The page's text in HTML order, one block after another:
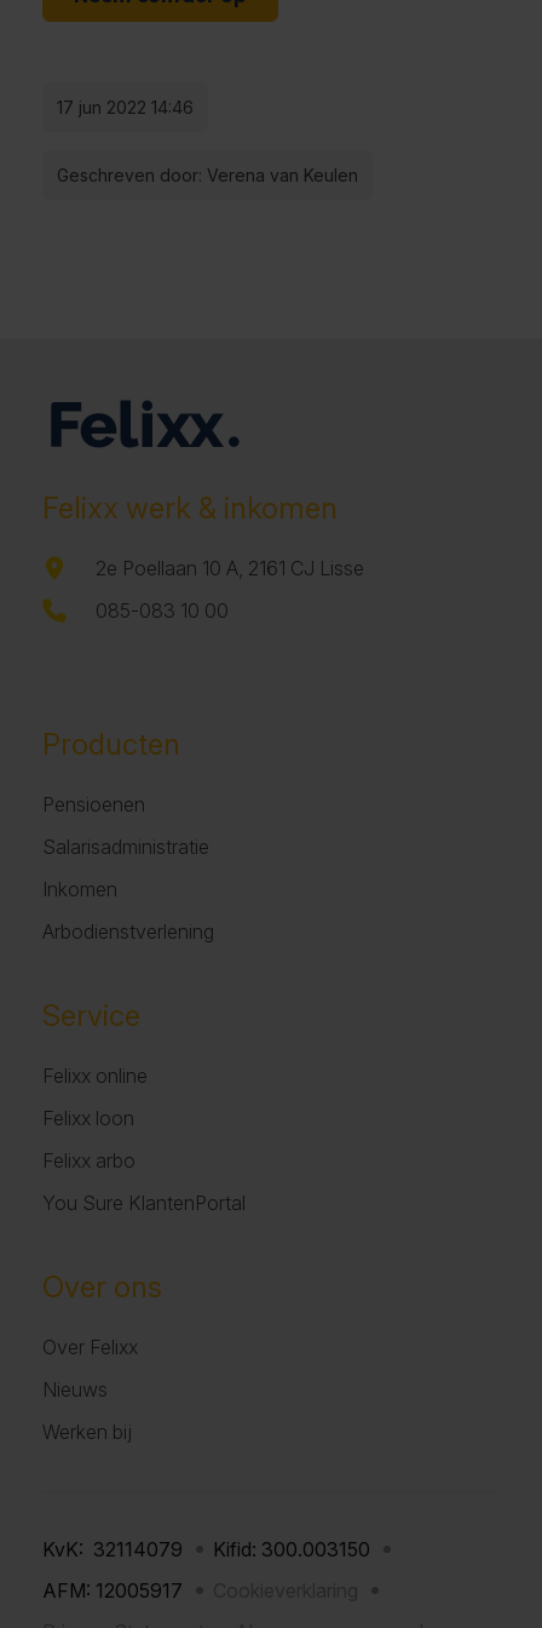
17 jun 2022 14:46
Geschreven door: Verena van Keulen
Felixx werk & inkomen
2e Poellaan 10 A, 2161 CJ Lisse
085-083 10 00
Producten
Pensioenen
Salarisadministratie
Inkomen
Arbodienstverlening
Service
Felixx online
Felixx loon
Felixx arbo
You Sure KlantenPortal
Over ons
Over Felixx
Nieuws
Werken bij
KvK: 32114079
Kifid: 300.003150
AFM: 12005917